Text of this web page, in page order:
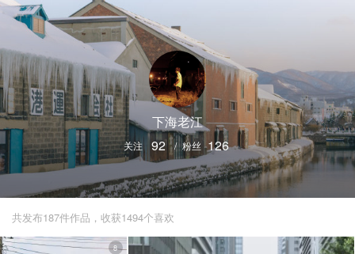
下海老江
关注 92 / 粉丝 126
共发布187件作品，收获1494个喜欢
8